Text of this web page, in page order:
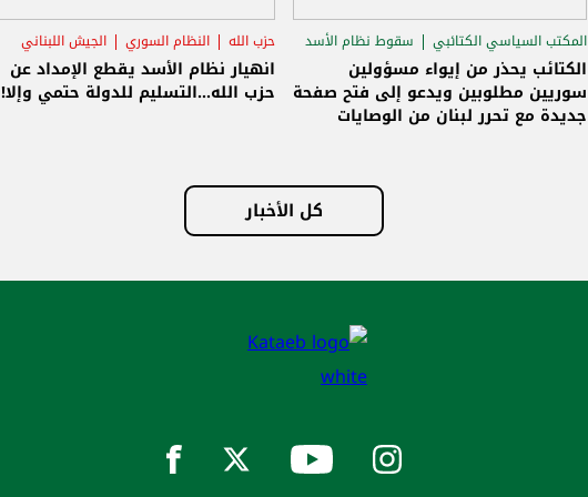
المكتب السياسي الكتائبي
سقوط نظام الأسد
الاستحقاق الرئاسي
الكتائب يحذر من إيواء مسؤولين
سوريين مطلوبين ويدعو إلى فتح صفحة
جديدة مع تحرر لبنان من الوصايات
حزب الله النظام السوري الجيش اللبناني
انهيار نظام الأسد يقطع الإمداد عن
حزب الله...التسليم للدولة حتمي وإلا!
كل الأخبار